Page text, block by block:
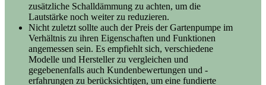
zusätzliche Schalldämmung zu achten, um die
Lautstärke noch weiter zu reduzieren.
Nicht zuletzt sollte auch der Preis der Gartenpumpe im
Verhältnis zu ihren Eigenschaften und Funktionen
angemessen sein. Es empfiehlt sich, verschiedene
Modelle und Hersteller zu vergleichen und
gegebenenfalls auch Kundenbewertungen und -
erfahrungen zu berücksichtigen, um eine fundierte